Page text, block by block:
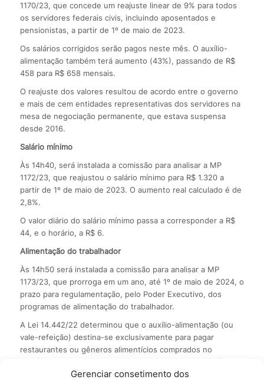
Gerenciar consetimento dos
1170/23, que concede um reajuste linear de 9% para todos
os servidores federais civis, incluindo aposentados e
pensionistas, a partir de 1º de maio de 2023.
Os salários corrigidos serão pagos neste mês. O auxílio-
alimentação também terá aumento (43%), passando de R$
458 para R$ 658 mensais.
O reajuste dos valores resultou de acordo entre o governo
e mais de cem entidades representativas dos servidores na
mesa de negociação permanente, que estava suspensa
desde 2016.
Salário mínimo
Às 14h40, será instalada a comissão para analisar a MP
1172/23, que reajustou o salário mínimo para R$ 1.320 a
partir de 1º de maio de 2023. O aumento real calculado é de
2,8%.
O valor diário do salário mínimo passa a corresponder a R$
44, e o horário, a R$ 6.
Alimentação do trabalhador
Às 14h50 será instalada a comissão para analisar a MP
1173/23, que prorroga em um ano, até 1º de maio de 2024, o
prazo para regulamentação, pelo Poder Executivo, dos
programas de alimentação do trabalhador.
A Lei 14.442/22 determinou que o auxílio-alimentação (ou
vale-refeição) destina-se exclusivamente para pagar
restaurantes ou gêneros alimentícios comprados no
comércio. O Executivo devia regulamentar a norma até 1º de
maio de 2023, mas o Ministério do Trabalho disse que não